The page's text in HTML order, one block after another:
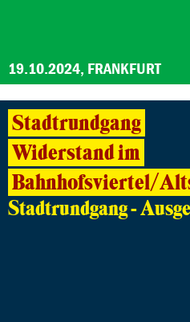
19.10.2024, FRANKFURT
Stadtrundgang
Widerstand im
Bahnhofsviertel/
Stadtrundgang -